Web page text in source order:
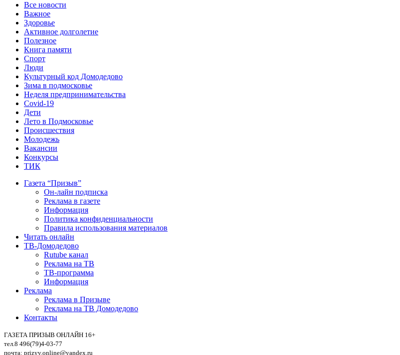
Все новости
Важное
Здоровье
Активное долголетие
Полезное
Книга памяти
Спорт
Люди
Культурный код Домодедово
Зима в подмосковье
Неделя предпринимательства
Covid-19
Дети
Лето в Подмосковье
Происшествия
Молодежь
Вакансии
Конкурсы
ТИК
Газета “Призыв”
Он-лайн подписка
Реклама в газете
Информация
Политика конфиденциальности
Правила использования материалов
Читать онлайн
ТВ-Домодедово
Rutube канал
Реклама на ТВ
ТВ-программа
Информация
Реклама
Реклама в Призыве
Реклама на ТВ Домодедово
Контакты
ГАЗЕТА ПРИЗЫВ ОНЛАЙН 16+
тел.8 496(79)4-03-77
почта: prizyv.online@yandex.ru